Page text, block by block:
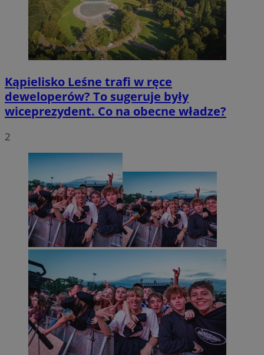
Kąpielisko Leśne trafi w ręce
deweloperów? To sugeruje były
wiceprezydent. Co na obecne władze?
2